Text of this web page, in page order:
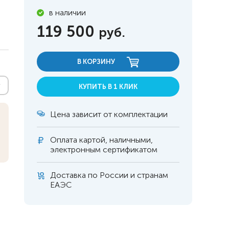
инвалидов
в наличии
119 500 руб.
В КОРЗИНУ
КУПИТЬ В 1 КЛИК
Цена зависит от комплектации
Оплата картой, наличными,
электронным сертификатом
Доставка по России и странам
ЕАЭС